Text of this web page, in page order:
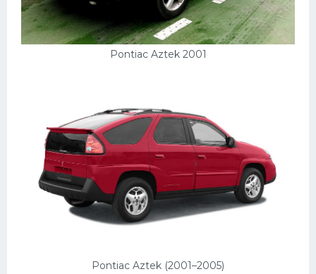
Pontiac Aztek 2001
Pontiac Aztek (2001–2005)